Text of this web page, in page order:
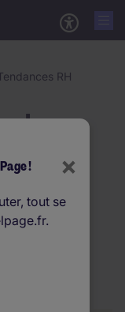
RH
: les
×
!
tout se